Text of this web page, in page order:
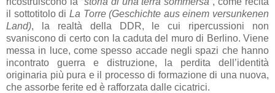
il sottotitolo di La Torre (Geschichte aus einem versunkenen
Land), la realtà della DDR, le cui ripercussioni non
svaniscono di certo con la caduta del muro di Berlino. Viene
messa in luce, come spesso accade negli spazi che hanno
incontrato guerra e distruzione, la perdita dell’identità
originaria più pura e il processo di formazione di una nuova,
che assorbe ferite ed è rafforzata dalle cicatrici.